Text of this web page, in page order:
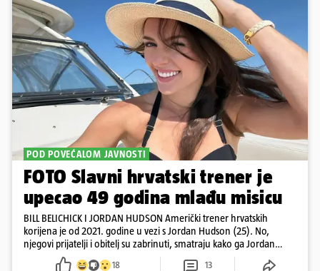
POD POVEĆALOM JAVNOSTI
FOTO Slavni hrvatski trener je
upecao 49 godina mlađu misicu
BILL BELICHICK I JORDAN HUDSON Američki trener hrvatskih
korijena je od 2021. godine u vezi s Jordan Hudson (25). No,
njegovi prijatelji i obitelj su zabrinuti, smatraju kako ga Jordan
kontrolira
18 13